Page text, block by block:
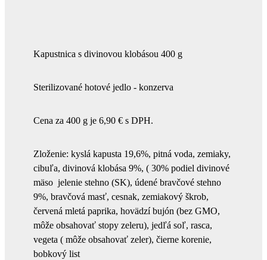
Kapustnica s divinovou klobásou 400 g
Sterilizované hotové jedlo - konzerva
Cena za 400 g je 6,90 € s DPH.
Zloženie: kyslá kapusta 19,6%, pitná voda, zemiaky,
cibuľa, divinová klobása 9%, ( 30% podiel divinové
mäso jelenie stehno (SK), údené bravčové stehno
9%, bravčová masť, cesnak, zemiakový škrob,
červená mletá paprika, hovädzí bujón (bez GMO,
môže obsahovať stopy zeleru), jedľá soľ, rasca,
vegeta ( môže obsahovať zeler), čierne korenie,
bobkový list